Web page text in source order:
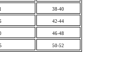
38-40
42-44
46-48
50-52